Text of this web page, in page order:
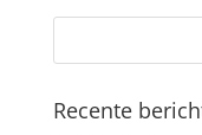
Recente